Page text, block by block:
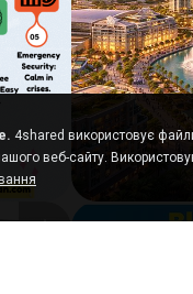
4shared використовує файли
веб-сайту.